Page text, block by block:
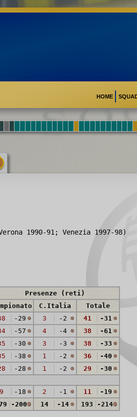
HOME
1990-91; Venezia 1997-98)
Presenze (reti)
C.Italia
Totale
-29 3 -2 41
-31
-57 4 -4 38
-61
-30 3 -3 38
-33
-38 1 -2 36
-40
-28 1 -2 29 -30
9 -18 2 -1 11
-19
-200 14 -14 193 -214